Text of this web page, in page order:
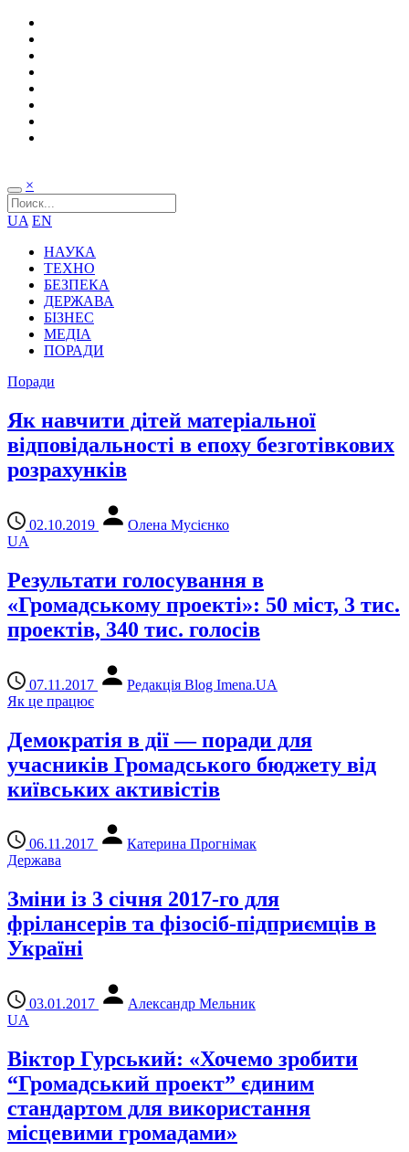
×
UA EN
НАУКА
ТЕХНО
БЕЗПЕКА
ДЕРЖАВА
БІЗНЕС
МЕДІА
ПОРАДИ
Поради
Як навчити дітей матеріальної
відповідальності в епоху безготівкових
розрахунків
02.10.2019
Олена Мусієнко
UA
Результати голосування в
«Громадському проекті»: 50 міст, 3 тис.
проектів, 340 тис. голосів
07.11.2017
Редакція Blog Imena.UA
Як це працює
Демократія в дії — поради для
учасників Громадського бюджету від
київських активістів
06.11.2017
Катерина Прогнімак
Держава
Зміни із 3 січня 2017-го для
фрілансерів та фізосіб-підприємців в
Україні
03.01.2017
Александр Мельник
UA
Віктор Гурський: «Хочемо зробити
“Громадський проект” єдиним
стандартом для використання
місцевими громадами»